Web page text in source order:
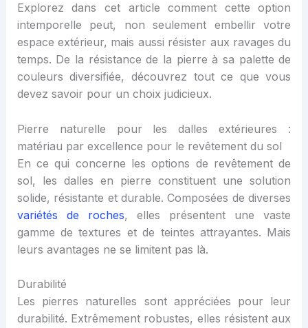
Explorez dans cet article comment cette option
intemporelle peut, non seulement embellir votre
espace extérieur, mais aussi résister aux ravages du
temps. De la résistance de la pierre à sa palette de
couleurs diversifiée, découvrez tout ce que vous
devez savoir pour un choix judicieux.
Pierre naturelle pour les dalles extérieures :
matériau par excellence pour le revêtement du sol
En ce qui concerne les options de revêtement de
sol, les dalles en pierre constituent une solution
solide, résistante et durable. Composées de diverses
variétés de roches, elles présentent une vaste
gamme de textures et de teintes attrayantes. Mais
leurs avantages ne se limitent pas là.
Durabilité
Les pierres naturelles sont appréciées pour leur
durabilité. Extrêmement robustes, elles résistent aux